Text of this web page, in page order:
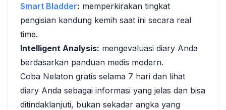
Smart Bladder: memperkirakan tingkat
pengisian kandung kemih saat ini secara real
time.
Intelligent Analysis: mengevaluasi diary Anda
berdasarkan panduan medis modern.
Coba Nelaton gratis selama 7 hari dan lihat
diary Anda sebagai informasi yang jelas dan bisa
ditindaklanjuti, bukan sekadar angka yang